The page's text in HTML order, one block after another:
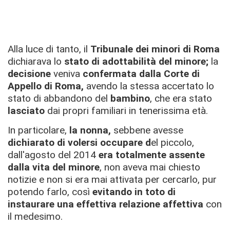
Alla luce di tanto, il Tribunale dei minori di Roma
dichiarava lo stato di adottabilità del minore; la
decisione veniva confermata dalla Corte di
Appello di Roma, avendo la stessa accertato lo
stato di abbandono del bambino, che era stato
lasciato dai propri familiari in tenerissima età.
In particolare, la nonna, sebbene avesse
dichiarato di volersi occupare del piccolo,
dall'agosto del 2014 era totalmente assente
dalla vita del minore, non aveva mai chiesto
notizie e non si era mai attivata per cercarlo, pur
potendo farlo, così evitando in toto di
instaurare una effettiva relazione affettiva con
il medesimo.